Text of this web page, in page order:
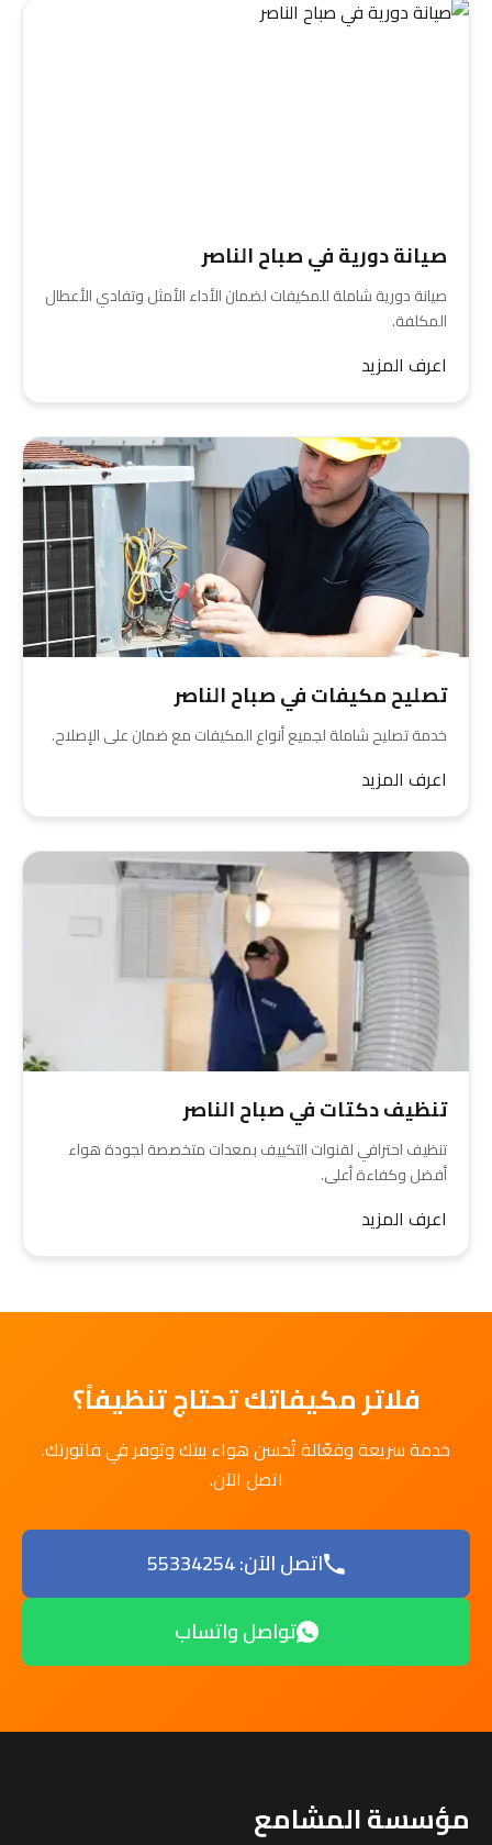
صيانة دورية في صباح الناصر
صيانة دورية شاملة للمكيفات لضمان الأداء الأمثل وتفادي الأعطال
المكلفة.
اعرف المزيد
تصليح مكيفات في صباح الناصر
خدمة تصليح شاملة لجميع أنواع المكيفات مع ضمان على الإصلاح.
اعرف المزيد
تنظيف دكتات في صباح الناصر
تنظيف احترافي لقنوات التكييف بمعدات متخصصة لجودة هواء
أفضل وكفاءة أعلى.
اعرف المزيد
فلاتر مكيفاتك تحتاج تنظيفاً؟
خدمة سريعة وفعّالة تُحسن هواء بيتك وتوفر في فاتورتك.
اتصل الآن.
اتصل الآن: 55334254
تواصل واتساب
مؤسسة المشامع